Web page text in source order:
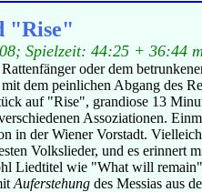
"Rise"
Spielzeit: 44:25 + 36:44
oder dem
dem peinlichen Abgang des
auf "Rise", grandiose 13
Assoziationen.
der Wiener Vorstadt.
Volkslieder, und es erinnert
Liedtitel wie "What will
Auferstehung des Messias aus